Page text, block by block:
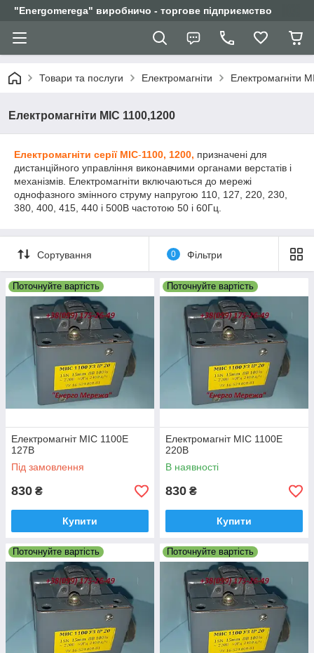
"Еnergomerega" виробничо - торгове підприємство
Товари та послуги Електромагніти Електромагніти
Електромагніти МІС 1100,1200
Електромагніти серії МІС-1100, 1200, призначені для
дистанційного управління виконавчими органами верстатів і
механізмів. Електромагніти включаються до мережі
однофазного змінного струму напругою 110, 127, 220, 230,
380, 400, 415, 440 і 500В частотою 50 і 60Гц.
Сортування 0 Фільтри
Поточнуйте вартість
Електромагніт МІС 1100Е
127В
Під замовлення
830 ₴
Купити
Поточнуйте вартість
Електромагніт МІС 1100Е
220В
В наявності
830 ₴
Купити
Поточнуйте вартість Поточнуйте вартість